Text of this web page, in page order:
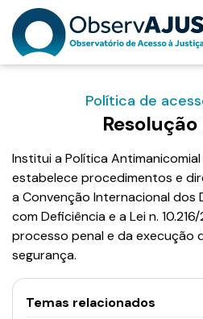
Política de
Institui a Política
estabelece procedimentos e
a Convenção Internacional dos
com Deficiência e a Lei n.
processo penal e da execução
segurança.
Temas relacionados